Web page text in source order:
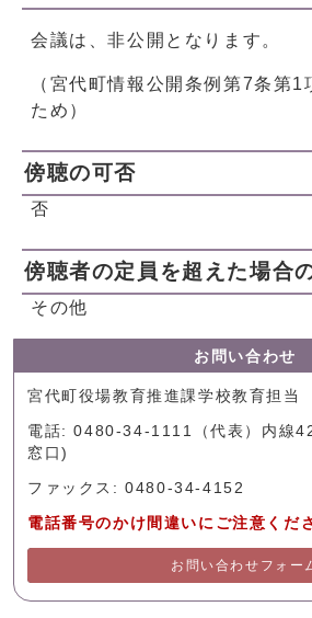
会議は、非公開となります。
（宮代町情報公開条例第7条第
ため）
傍聴の可否
否
傍聴者の定員を超えた場合
その他
お問い合わせ
宮代町役場教育推進課学校教育担当
電話: 0480-34-1111（代表）内線
窓口)
ファックス: 0480-34-4152
電話番号のかけ間違いにご注意くだ
お問い合わせフォー